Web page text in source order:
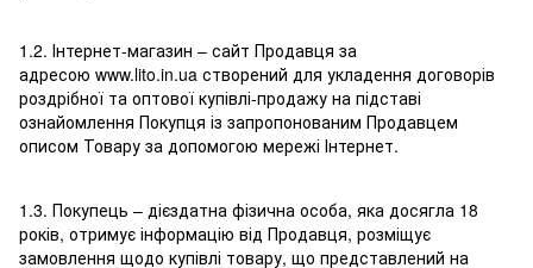
1.2. Інтернет-магазин – сайт Продавця за
адресою www.lito.in.ua створений для укладення договорів
роздрібної та оптової купівлі-продажу на підставі
ознайомлення Покупця із запропонованим Продавцем
описом Товару за допомогою мережі Інтернет.
1.3. Покупець – дієздатна фізична особа, яка досягла 18
років, отримує інформацію від Продавця, розміщує
замовлення щодо купівлі товару, що представлений на